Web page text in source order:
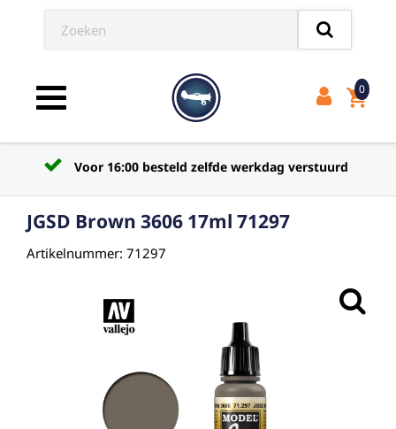
Toggle navigation shopping_cart
0
Voor 16:00 besteld zelfde werkdag verstuurd
JGSD Brown 3606 17ml 71297
Artikelnummer: 71297